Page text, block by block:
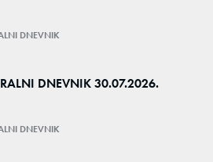
DNEVNIK
DNEVNIK 30.07.2026.
DNEVNIK